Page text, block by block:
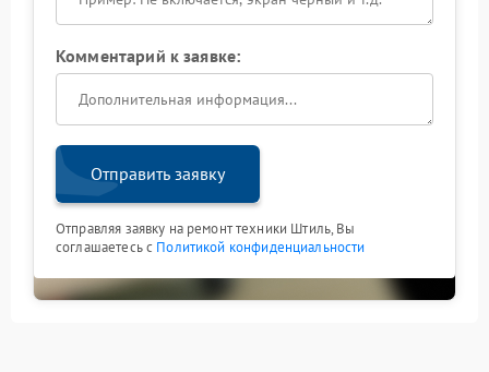
Комментарий к заявке:
Отправить заявку
Отправляя заявку на ремонт техники Штиль, Вы
соглашаетесь с Политикой конфиденциальности